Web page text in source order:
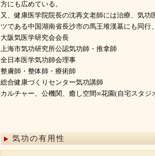
方にも広めている。
又、健康医学院院長の沈再文老師には治療、気功
ツである中国湖南省長沙市の馬王堆漢墓にも同行
大阪気医学研究会会長
上海市気功研究所公認気功師・推拿師
全日本医学気功師会理事
整膚師・整体師・療術師
総合健康づくりセンター気功講師
カルチャー、公機関、癒し空間∞花園(自宅スタジ
気功の有用性